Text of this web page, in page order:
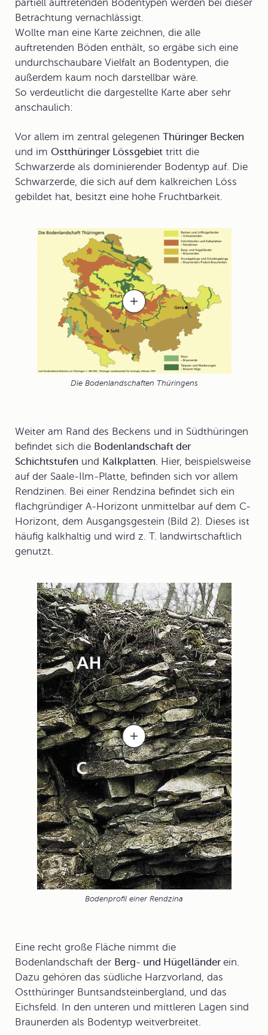
partiell auftretenden Bodentypen werden bei dieser
Betrachtung vernachlässigt.
Wollte man eine Karte zeichnen, die alle
auftretenden Böden enthält, so ergäbe sich eine
undurchschaubare Vielfalt an Bodentypen, die
außerdem kaum noch darstellbar wäre.
So verdeutlicht die dargestellte Karte aber sehr
anschaulich:
Vor allem im zentral gelegenen Thüringer Becken
und im Ostthüringer Lössgebiet tritt die
Schwarzerde als dominierender Bodentyp auf. Die
Schwarzerde, die sich auf dem kalkreichen Löss
gebildet hat, besitzt eine hohe Fruchtbarkeit.
Die Bodenlandschaften Thüringens
Weiter am Rand des Beckens und in Südthüringen
befindet sich die Bodenlandschaft der
Schichtstufen und Kalkplatten. Hier, beispielsweise
auf der Saale-Ilm-Platte, befinden sich vor allem
Rendzinen. Bei einer Rendzina befindet sich ein
flachgründiger A-Horizont unmittelbar auf dem C-
Horizont, dem Ausgangsgestein (Bild 2). Dieses ist
häufig kalkhaltig und wird z. T. landwirtschaftlich
genutzt.
Bodenprofil einer Rendzina
Eine recht große Fläche nimmt die
Bodenlandschaft der Berg- und Hügelländer ein.
Dazu gehören das südliche Harzvorland, das
Ostthüringer Buntsandsteinbergland, und das
Eichsfeld. In den unteren und mittleren Lagen sind
Braunerden als Bodentyp weitverbreitet.